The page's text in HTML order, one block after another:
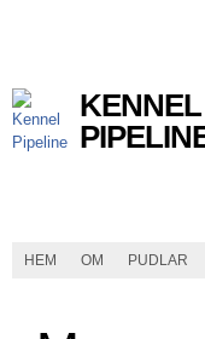
KENNEL
HEM OM PUDLAR